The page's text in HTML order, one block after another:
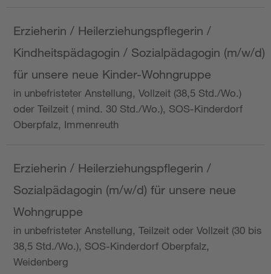
Erzieherin / Heilerziehungspflegerin /
Kindheitspädagogin / Sozialpädagogin (m/w/d)
für unsere neue Kinder-Wohngruppe
in unbefristeter Anstellung, Vollzeit (38,5 Std./Wo.)
oder Teilzeit ( mind. 30 Std./Wo.), SOS-Kinderdorf
Oberpfalz, Immenreuth
Erzieherin / Heilerziehungspflegerin /
Sozialpädagogin (m/w/d) für unsere neue
Wohngruppe
in unbefristeter Anstellung, Teilzeit oder Vollzeit (30 bis
38,5 Std./Wo.), SOS-Kinderdorf Oberpfalz,
Weidenberg